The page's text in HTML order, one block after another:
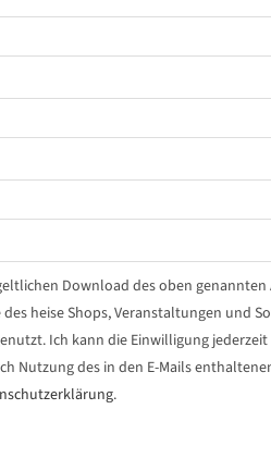
Download des oben
heise Shops, Veranstaltungen und
Ich kann die Einwilligung jederzeit
Nutzung des in den E-Mails
.